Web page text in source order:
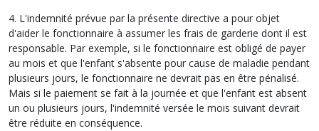
4. L'indemnité prévue par la présente directive a pour objet
d'aider le fonctionnaire à assumer les frais de garderie dont il est
responsable. Par exemple, si le fonctionnaire est obligé de payer
au mois et que l'enfant s'absente pour cause de maladie pendant
plusieurs jours, le fonctionnaire ne devrait pas en être pénalisé.
Mais si le paiement se fait à la journée et que l'enfant est absent
un ou plusieurs jours, l'indemnité versée le mois suivant devrait
être réduite en conséquence.